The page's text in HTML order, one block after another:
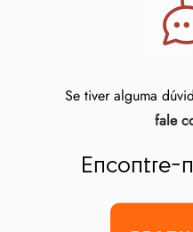
Se tiver alguma
fale
Encontre-